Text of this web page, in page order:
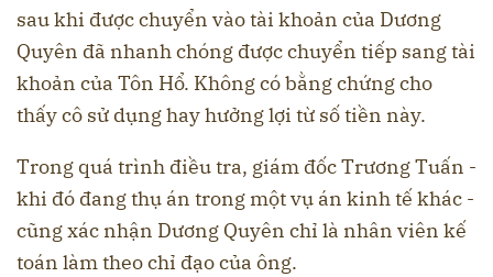
sau khi được chuyển vào tài khoản của Dương
Quyên đã nhanh chóng được chuyển tiếp sang tài
khoản của Tôn Hổ. Không có bằng chứng cho
thấy cô sử dụng hay hưởng lợi từ số tiền này.
Trong quá trình điều tra, giám đốc Trương Tuấn -
khi đó đang thụ án trong một vụ án kinh tế khác -
cũng xác nhận Dương Quyên chỉ là nhân viên kế
toán làm theo chỉ đạo của ông.